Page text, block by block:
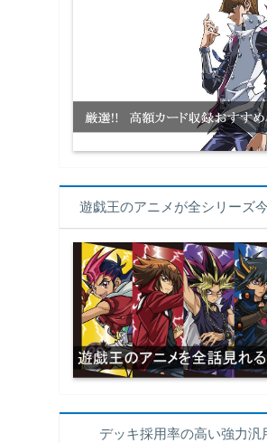
遊戯王のアニメが全シリーズ
デッキ採用率の高い強力汎